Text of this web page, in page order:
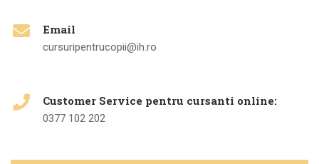
Email
cursuripentrucopii@ih.ro
Customer Service pentru cursanti online:
0377 102 202